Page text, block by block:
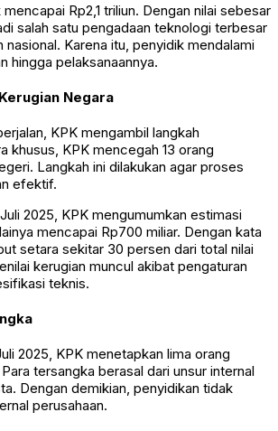
Rp2,1 triliun. Dengan nilai sebesar
salah satu pengadaan teknologi terbesar
Karena itu, penyidik mendalami
hingga pelaksanaannya.
Negara
KPK mengambil langkah
khusus, KPK mencegah 13 orang
Langkah ini dilakukan agar proses
efektif.
2025, KPK mengumumkan estimasi
mencapai Rp700 miliar. Dengan kata
setara sekitar 30 persen dari total nilai
kerugian muncul akibat pengaturan
teknis.
2025, KPK menetapkan lima orang
tersangka berasal dari unsur internal
Dengan demikian, penyidikan tidak
perusahaan.